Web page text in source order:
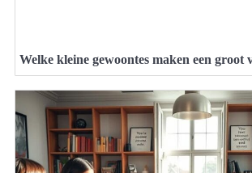
Welke kleine gewoontes maken een groot